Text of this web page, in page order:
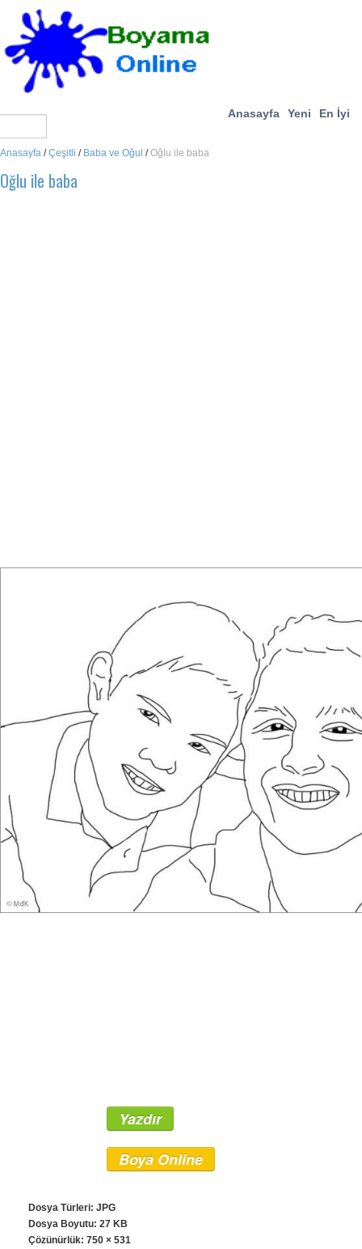
Anasayfa Yeni En İyi
Anasayfa /Çeşitli / Baba ve Oğul /Oğlu ile baba
Oğlu ile baba
Yazdır
Boya Online
Dosya Türleri: JPG
Dosya Boyutu: 27 KB
Çözünürlük: 750 × 531